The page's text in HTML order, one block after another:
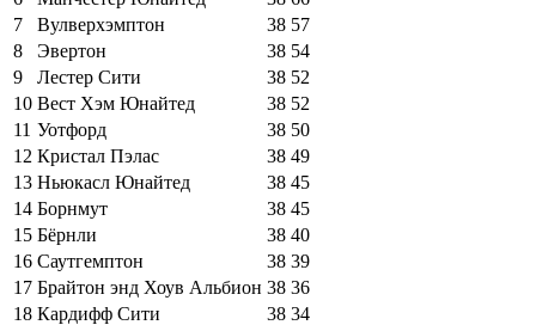
7
Вулверхэмптон 38 57
8
Эвертон 38 54
9
Лестер Сити 38 52
10 Вест Хэм Юнайтед 38 52
11 Уотфорд 38 50
12 Кристал Пэлас 38 49
13 Ньюкасл Юнайтед 38 45
14 Борнмут 38 45
15 Бёрнли 38 40
16 Саутгемптон 38 39
17 Брайтон энд Хоув Альбион 38 36
18 Кардифф Сити 38 34